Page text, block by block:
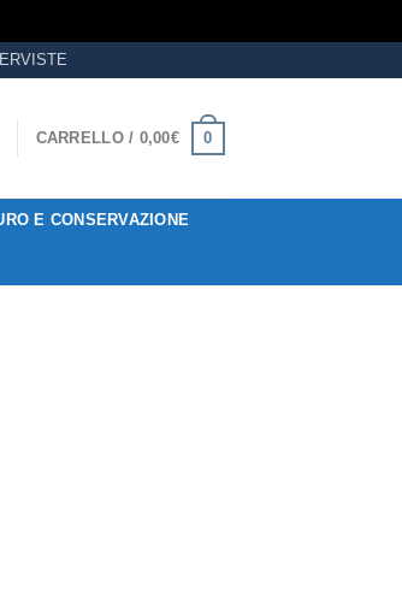
CARRELLO / 0,00€ 0
E CONSERVAZIONE